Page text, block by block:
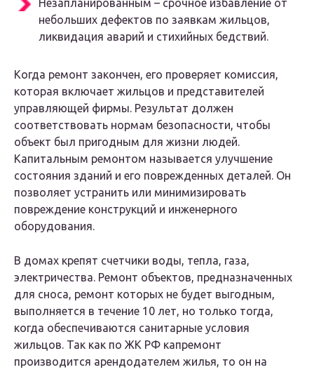
Незапланированным – срочное избавление от
небольших дефектов по заявкам жильцов,
ликвидация аварий и стихийных бедствий.
Когда ремонт закончен, его проверяет комиссия,
которая включает жильцов и представителей
управляющей фирмы. Результат должен
соответствовать нормам безопасности, чтобы
объект был пригодным для жизни людей.
Капитальным ремонтом называется улучшение
состояния зданий и его поврежденных деталей. Он
позволяет устранить или минимизировать
повреждение конструкций и инженерного
оборудования.
В домах крепят счетчики воды, тепла, газа,
электричества. Ремонт объектов, предназначенных
для сноса, ремонт которых не будет выгодным,
выполняется в течение 10 лет, но только тогда,
когда обеспечиваются санитарные условия
жильцов. Так как по ЖК РФ капремонт
производится арендодателем жилья, то он на